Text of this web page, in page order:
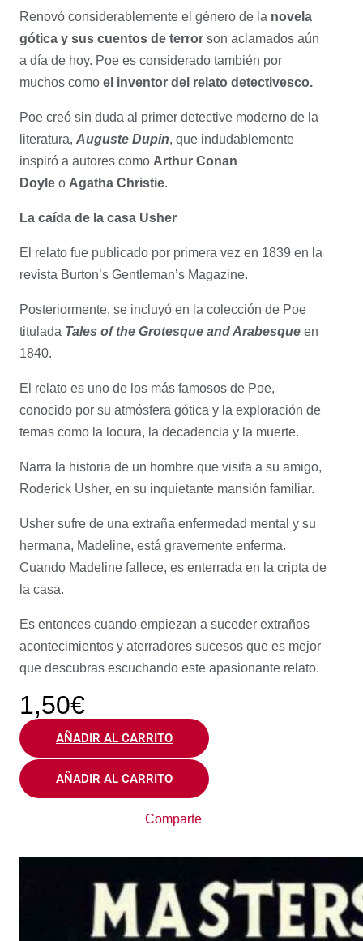
Renovó considerablemente el género de la novela
gótica y sus cuentos de terror son aclamados aún
a día de hoy. Poe es considerado también por
muchos como el inventor del relato detectivesco.
Poe creó sin duda al primer detective moderno de la
literatura, Auguste Dupin, que indudablemente
inspiró a autores como Arthur Conan
Doyle o Agatha Christie.
La caída de la casa Usher
El relato fue publicado por primera vez en 1839 en la
revista Burton’s Gentleman’s Magazine.
Posteriormente, se incluyó en la colección de Poe
titulada Tales of the Grotesque and Arabesque en
1840.
El relato es uno de los más famosos de Poe,
conocido por su atmósfera gótica y la exploración de
temas como la locura, la decadencia y la muerte.
Narra la historia de un hombre que visita a su amigo,
Roderick Usher, en su inquietante mansión familiar.
Usher sufre de una extraña enfermedad mental y su
hermana, Madeline, está gravemente enferma.
Cuando Madeline fallece, es enterrada en la cripta de
la casa.
Es entonces cuando empiezan a suceder extraños
acontecimientos y aterradores sucesos que es mejor
que descubras escuchando este apasionante relato.
1,50€
AÑADIR AL CARRITO
AÑADIR AL CARRITO
Comparte